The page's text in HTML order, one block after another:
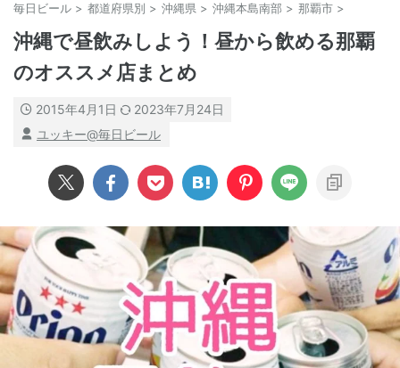
毎日ビール > 都道府県別 > 沖縄県 > 沖縄本島南部 > 那覇市 >
沖縄で昼飲みしよう！昼から飲める那覇
のオススメ店まとめ
2015年4月1日
2023年7月24日
ユッキー@毎日ビール